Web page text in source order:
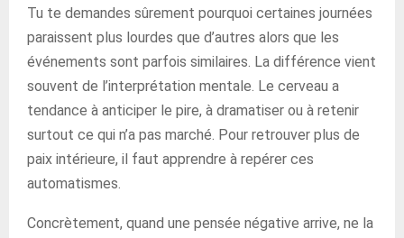
Tu te demandes sûrement pourquoi certaines journées
paraissent plus lourdes que d’autres alors que les
événements sont parfois similaires. La différence vient
souvent de l’interprétation mentale. Le cerveau a
tendance à anticiper le pire, à dramatiser ou à retenir
surtout ce qui n’a pas marché. Pour retrouver plus de
paix intérieure, il faut apprendre à repérer ces
automatismes.
Concrètement, quand une pensée négative arrive, ne la